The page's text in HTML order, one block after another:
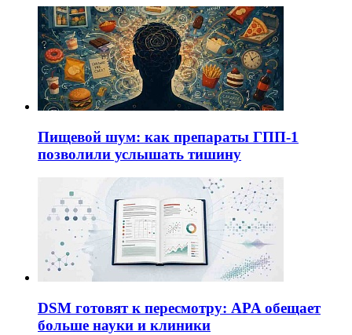
Пищевой шум: как препараты ГПП-1
позволили услышать тишину
DSM готовят к пересмотру: APA обещает
больше науки и клиники